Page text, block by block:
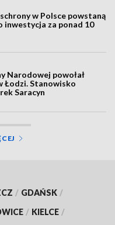
w Polsce powstaną
inwestycja za ponad 10
Narodowej powołał
Łodzi. Stanowisko
Saracyn
/ GDAŃSK /
/ KIELCE /